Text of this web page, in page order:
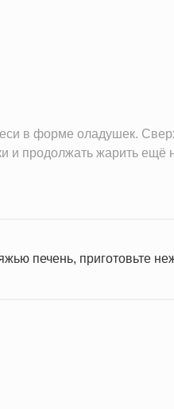
в форме оладушек.
продолжать жарить ещё
печень, приготовьте